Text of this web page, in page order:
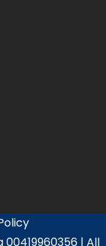
00419960356 | All